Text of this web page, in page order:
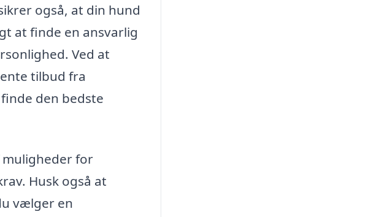
også, at din hund
at finde en ansvarlig
Ved at
tilbud fra
den bedste
for
Husk også at
vælger en